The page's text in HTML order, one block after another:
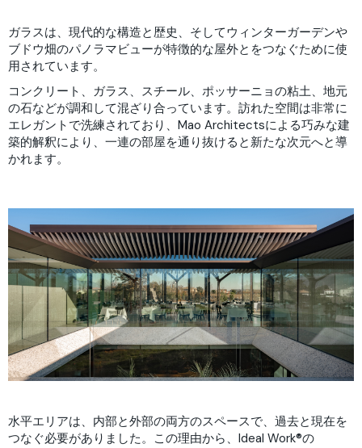
ガラスは、現代的な構造と歴史、そしてウィンターガーデンや
ブドウ畑のパノラマビューが特徴的な屋外とをつなぐために使
用されています。
コンクリート、ガラス、スチール、ポッサーニョの粘土、地元
の石などが調和して混ざり合っています。訪れた空間は非常に
エレガントで洗練されており、Mao Architectsによる巧みな建
築的解釈により、一連の部屋を通り抜けると新たな次元へと導
かれます。
水平エリアは、内部と外部の両方のスペースで、過去と現在を
つなぐ必要がありました。この理由から、Ideal Work®の